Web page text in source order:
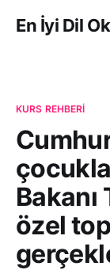
En İyi Dil
KURS REHBERI
Bakanı
özel